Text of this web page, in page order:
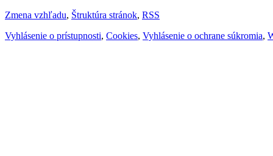
Zmena vzhľadu, Štruktúra stránok, RSS
Vyhlásenie o prístupnosti, Cookies, Vyhlásenie o ochrane súkromia,